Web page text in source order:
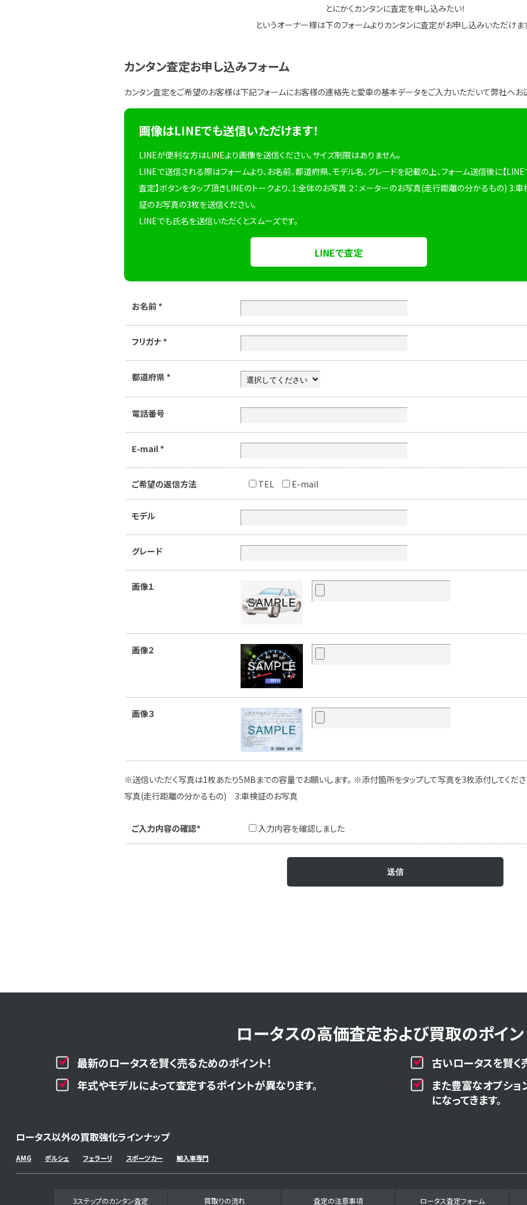
とにかくカンタンに査定を申し込みたい！
というオーナー様は下のフォームよりカンタンに査定がお申し込みいただけま
カンタン査定お申し込みフォーム
カンタン査定をご希望のお客様は下記フォームにお客様の連絡先と愛車の基本データをご入力いただいて弊社へお
画像はLINEでも送信いただけます！
LINEが便利な方はLINEより画像を送信ください。サイズ制限はありません。
LINEで送信される際はフォームより、お名前、都道府県、モデル名、グレードを記載の上、フォーム送信後に【LINE
査定】ボタンをタップ頂きLINEのトークより、1:全体のお写真 ２：メーターのお写真(走行距離の分かるもの) 3:車
証のお写真の3枚を送信ください。
LINEでも氏名を送信いただくとスムーズです。
LINEで査定
お名前 *
フリガナ *
都道府県 *
電話番号
E-mail *
ご希望の返信方法 TEL E-mail
モデル
グレード
画像１
画像２
画像３
※送信いただく写真は1枚あたり5MBまでの容量でお願いします。 ※添付箇所をタップして写真を3枚添付してくだ
写真(走行距離の分かるもの) 3:車検証のお写真
ご入力内容の確認* 入力内容を確認しました
ロータスの高価査定および買取のポイン
最新のロータスを賢く売るためのポイント！
古いロータスを賢く
年式やモデルによって査定するポイントが異なります。
また豊富なオプシ
になってきます。
ロータス以外の買取強化ラインナップ
AMG ポルシェ フェラーリ スポーツカー 輸入車専門
3ステップのカンタン査定 買取りの流れ 査定の注意事項 ロータス査定フォーム